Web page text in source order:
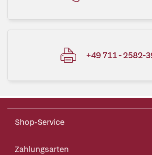
+49 711 - 2582-
Shop-Service
Zahlungsarten